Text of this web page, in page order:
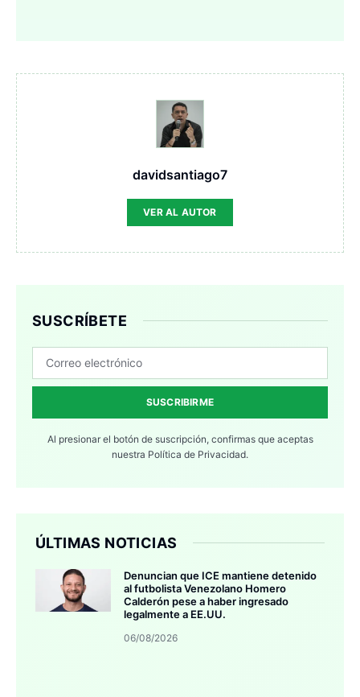
davidsantiago7
VER AL AUTOR
SUSCRÍBETE
SUSCRIBIRME
Al presionar el botón de suscripción, confirmas que aceptas
nuestra Política de Privacidad.
ÚLTIMAS NOTICIAS
Denuncian que ICE mantiene detenido
al futbolista Venezolano Homero
Calderón pese a haber ingresado
legalmente a EE.UU.
06/08/2026